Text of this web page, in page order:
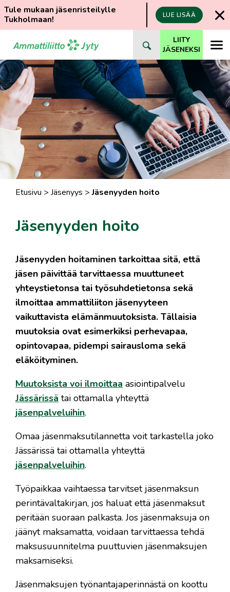
Tule mukaan jäsenristeilylle
Tukholmaan!
LUE LISÄÄ
suoraan
sisältöön
LIITY
JÄSENEKSI
Etusivu > Jäsenyys >Jäsenyyden hoito
Jäsenyyden hoito
Jäsenyyden hoitaminen tarkoittaa sitä, että
jäsen päivittää tarvittaessa muuttuneet
yhteystietonsa tai työsuhdetietonsa sekä
ilmoittaa ammattiliiton jäsenyyteen
vaikuttavista elämänmuutoksista. Tällaisia
muutoksia ovat esimerkiksi perhevapaa,
opintovapaa, pidempi sairausloma sekä
eläköityminen.
Muutoksista voi ilmoittaa asiointipalvelu
Jässärissä tai ottamalla yhteyttä
jäsenpalveluihin.
Omaa jäsenmaksutilannetta voit tarkastella joko
Jässärissä tai ottamalla yhteyttä
jäsenpalveluihin.
Työpaikkaa vaihtaessa tarvitset jäsenmaksun
perintävaltakirjan, jos haluat että jäsenmaksut
peritään suoraan palkasta. Jos jäsenmaksuja on
jäänyt maksamatta, voidaan tarvittaessa tehdä
maksusuunnitelma puuttuvien jäsenmaksujen
maksamiseksi.
Jäsenmaksujen työnantajaperinnästä on koottu